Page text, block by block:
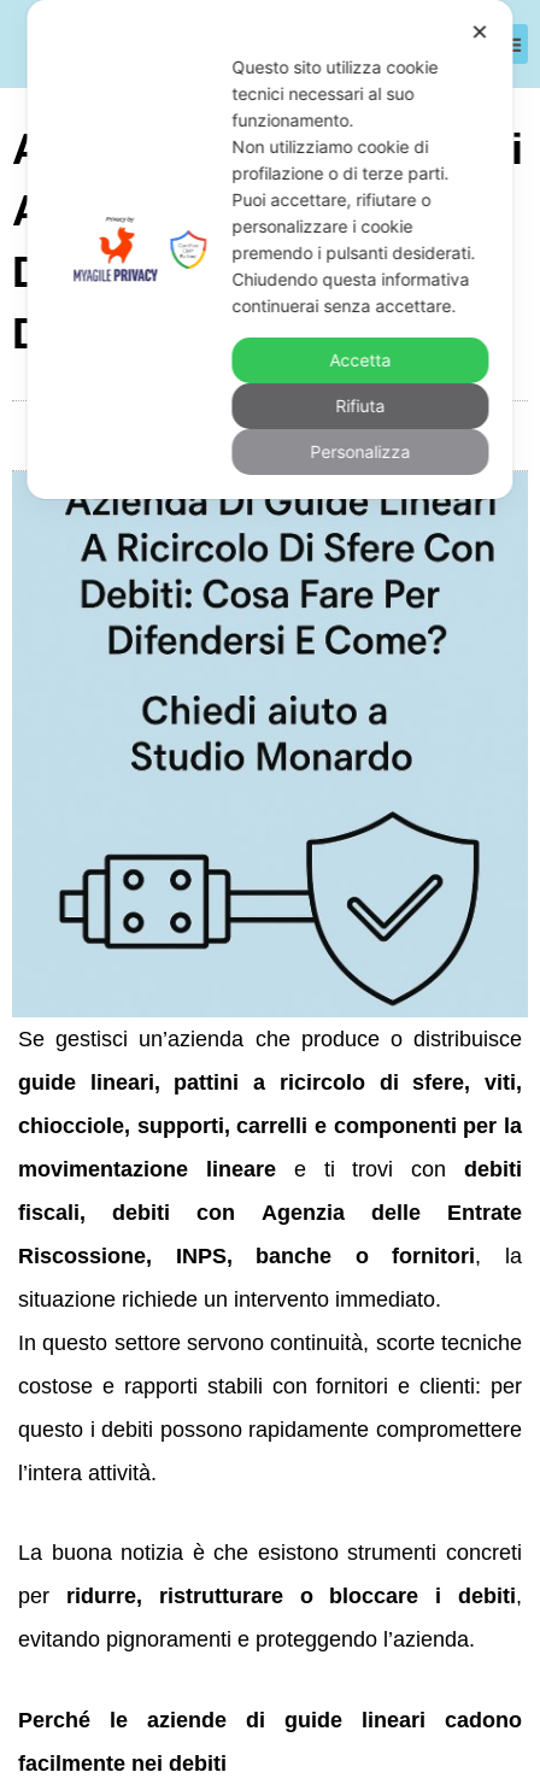
Azienda Di Guide Lineari
A Ricircolo Di Sfere Con
Debiti: Cosa Fare Per
Difendersi E Come
19:17
Se gestisci un’azienda che produce o distribuisce
guide lineari, pattini a ricircolo di sfere, viti,
chiocciole, supporti, carrelli e componenti per la
movimentazione linearee ti trovi condebiti
fiscali, debiti con Agenzia delle Entrate
Riscossione, INPS, banche o fornitori, la
situazione richiede un intervento immediato.
In questo settore servono continuità, scorte tecniche
costose e rapporti stabili con fornitori e clienti: per
questo i debiti possono rapidamente compromettere
l’intera attività.
La buona notizia è che esistono strumenti concreti
per ridurre, ristrutturare o bloccare i debiti,
evitando pignoramenti e proteggendo l’azienda.
Perché le aziende di guide lineari cadono
facilmente nei debiti
✕
Questo sito utilizza cookie
tecnici necessari al suo
funzionamento.
Non utilizziamo cookie di
profilazione o di terze parti.
Puoi accettare, rifiutare o
personalizzare i cookie
premendo i pulsanti desiderati.
Chiudendo questa informativa
continuerai senza accettare.
Accetta
Rifiuta
Personalizza